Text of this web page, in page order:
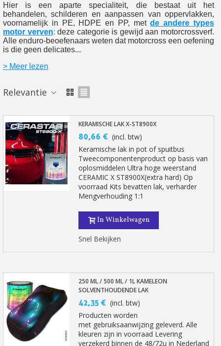
Deel je creaties en ontvang shopping vouchers
Verzamel loyaliteitspunten bij elke bestelling
Retourneer producten binnen 14 dagen
Schrijf je in voor de nieuwsbrief: €5 korting
Schrijf je in voor de nieuwsbrief: €5 korting
Betaling in 4x gratis vanaf een aankoopwaarde van 30€.
Je online offerte in minder dan 1 minuut
Deel je creaties en ontvang shopping vouchers
Verzamel loyaliteitspunten bij elke bestelling
Retourneer producten binnen 14 dagen
Hier is een aparte specialiteit, die bestaat uit het
behandelen, schilderen en aanpassen van oppervlakken,
voornamelijk in PE, HDPE en PP, metde andere types
motor verven: deze categorie is gewijd aan motorcrossverf.
Alle enduro-beoefenaars weten dat motorcross een oefening
is die geen delicates...
> Meer lezen
Relevantie
KERAMISCHE LAK X-ST8900X
80,66 € (incl. btw)
Keramische lak in pot of spuitbus
Tweecomponentenproduct op basis van
oplosmiddelen Ultra hoge weerstand
CERAMIC X ST8900X(extra hard) Op
voorraad Kits bevatten lak, verharder
Mengverhouding 1:1
In Winkelwagen
Snel Bekijken
250 ML / 500 ML / 1L KAMELEON
SOLVENTHOUDENDE LAK
42,35 € (incl. btw)
Producten worden
met gebruiksaanwijzing geleverd. Alle
kleuren zijn in voorraad Levering
verzekerd binnen de 48/72u in Nederland